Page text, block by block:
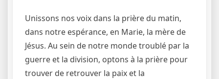
Unissons nos voix dans la prière du matin,
dans notre espérance, en Marie, la mère de
Jésus. Au sein de notre monde troublé par la
guerre et la division, optons à la prière pour
trouver de retrouver la paix et la